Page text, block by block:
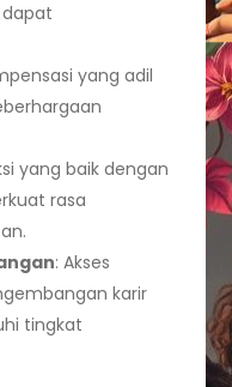
yang adil
yang baik dengan
rasa
: Akses
karir
tingkat